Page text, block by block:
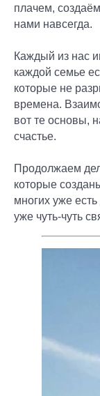
плачем,
нами навсегда.
Каждый из нас
каждой семье
которые не
времена.
вот те основы,
счастье.
Продолжаем
которые
многих уже
уже чуть-чуть